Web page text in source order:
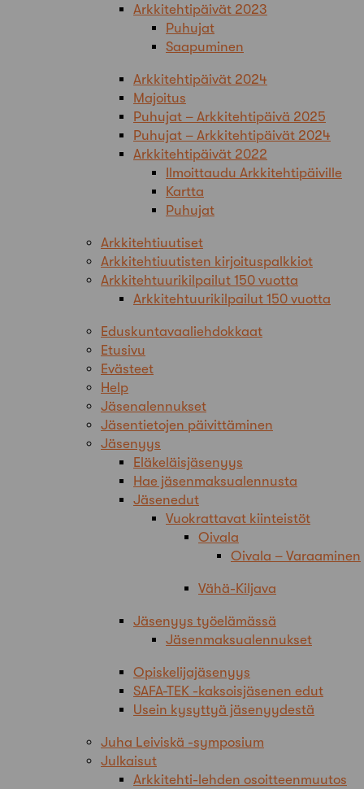
Arkkitehtipäivät 2023
Puhujat
Saapuminen
Arkkitehtipäivät 2024
Majoitus
Puhujat – Arkkitehtipäivä 2025
Puhujat – Arkkitehtipäivät 2024
Arkkitehtipäivät 2022
Ilmoittaudu Arkkitehtipäiville
Kartta
Puhujat
Arkkitehtiuutiset
Arkkitehtiuutisten kirjoituspalkkiot
Arkkitehtuurikilpailut 150 vuotta
Arkkitehtuurikilpailut 150 vuotta
Eduskuntavaaliehdokkaat
Etusivu
Evästeet
Help
Jäsenalennukset
Jäsentietojen päivittäminen
Jäsenyys
Eläkeläisjäsenyys
Hae jäsenmaksualennusta
Jäsenedut
Vuokrattavat kiinteistöt
Oivala
Oivala – Varaaminen
Vähä-Kiljava
Jäsenyys työelämässä
Jäsenmaksualennukset
Opiskelijajäsenyys
SAFA-TEK -kaksoisjäsenen edut
Usein kysyttyä jäsenyydestä
Juha Leiviskä -symposium
Julkaisut
Arkkitehti-lehden osoitteenmuutos